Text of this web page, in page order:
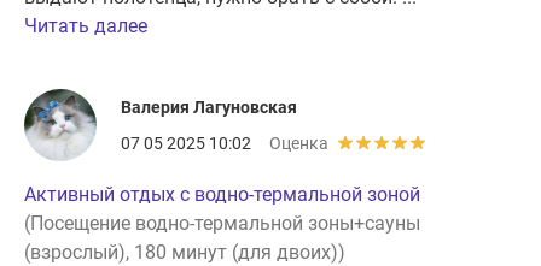
Читать далее
Валерия Лагуновская
07 05 2025 10:02
Оценка
Активный отдых с водно-термальной зоной
(Посещение водно-термальной зоны+сауны
(взрослый), 180 минут (для двоих))